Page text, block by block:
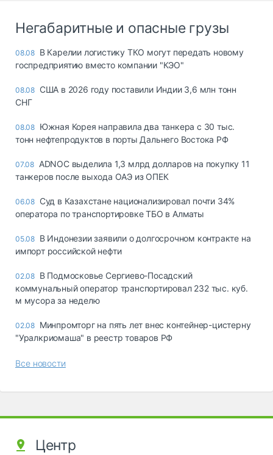
Негабаритные и опасные грузы
08.08 В Карелии логистику ТКО могут передать новому
госпредприятию вместо компании "КЭО"
08.08 США в 2026 году поставили Индии 3,6 млн тонн
СНГ
08.08 Южная Корея направила два танкера с 30 тыс.
тонн нефтепродуктов в порты Дальнего Востока РФ
07.08 ADNOC выделила 1,3 млрд долларов на покупку 11
танкеров после выхода ОАЭ из ОПЕК
06.08 Суд в Казахстане национализировал почти 34%
оператора по транспортировке ТБО в Алматы
05.08 В Индонезии заявили о долгосрочном контракте на
импорт российской нефти
02.08 В Подмосковье Сергиево-Посадский
коммунальный оператор транспортировал 232 тыс. куб.
м мусора за неделю
02.08 Минпромторг на пять лет внес контейнер-цистерну
"Уралкриомаша" в реестр товаров РФ
Все новости
Центр